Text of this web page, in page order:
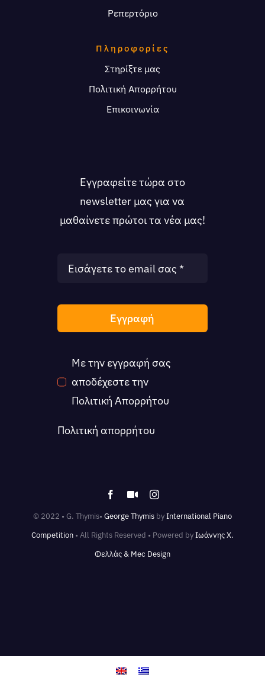
Ρεπερτόριο
Πληροφορίες
Στηρίξτε μας
Πολιτική Απορρήτου
Επικοινωνία
Εγγραφείτε τώρα στο
newsletter μας για να
μαθαίνετε πρώτοι τα νέα μας!
Εγγραφή
Με την εγγραφή σας
αποδέχεστε την
Πολιτική Απορρήτου
Πολιτική απορρήτου
© 2022 • G. Thymis• George Thymis byInternational Piano
Competition • All Rights Reserved • Powered byΙωάννης Χ.
Φελλάς & Mec Design